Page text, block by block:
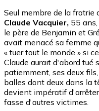
Seul membre de la fratrie
Claude Vacquier, 55
le père de Benjamin et
avait menacé sa femme
« tuer tout le monde » si
Claude aurait d'abord tué
patiemment, ses deux
balles dont deux dans la
devient impératif
fasse d'autres victimes.